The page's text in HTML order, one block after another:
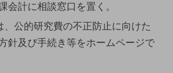
会計に相談窓口を置く。
、公的研究費の不正防止に向けた
針及び手続き等をホームページで